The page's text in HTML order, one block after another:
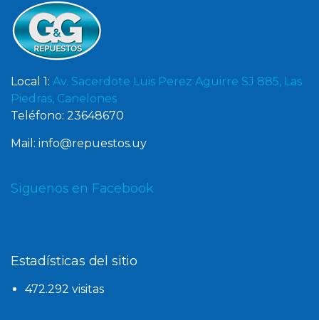
Local 1: Av. Sacerdote Luis Perez Aguirre SJ 885, Las
Piedras, Canelones
Teléfono: 23648670
Mail: info@repuestos.uy
Siguenos en Facebook
Estadísticas del sitio
472.292 visitas